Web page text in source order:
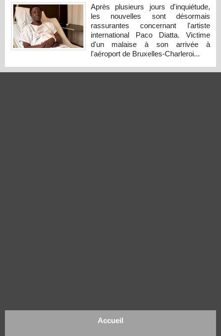
Après plusieurs jours d'inquiétude,
les nouvelles sont désormais
rassurantes concernant l'artiste
international Paco Diatta. Victime
d'un malaise à son arrivée à
l'aéroport de Bruxelles-Charleroi...
Accueil